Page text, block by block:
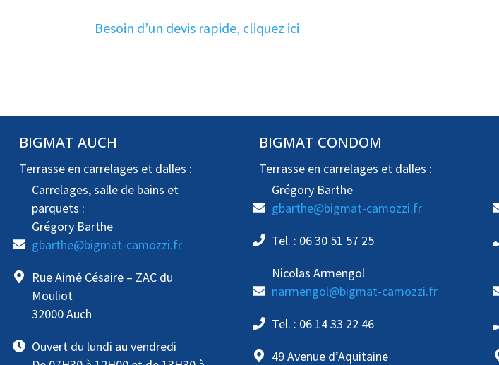
Besoin d’un devis rapide, cliquez ici
BIGMAT AUCH
Terrasse en carrelages et dalles :
Carrelages, salle de bains et
parquets :
Grégory Barthe
gbarthe@bigmat-camozzi.fr
Rue Aimé Césaire – ZAC du
Mouliot
32000 Auch
Ouvert du lundi au vendredi
BIGMAT CONDOM
Terrasse en carrelages et dalles :
Grégory Barthe
gbarthe@bigmat-camozzi.fr
Tel. : 06 30 51 57 25
Nicolas Armengol
narmengol@bigmat-camozzi.fr
Tel. : 06 14 33 22 46
49 Avenue d’Aquitaine